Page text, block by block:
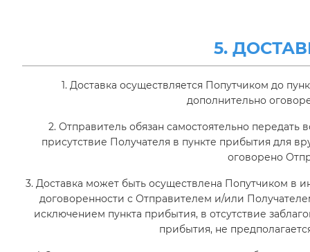
5.
1. Доставка осуществляется Попутчиком до
дополнительно
2. Отправитель обязан самостоятельно
присутствие Получателя в пункте прибытия для
оговорено
3. Доставка может быть осуществлена Попутчиком в
договоренности с Отправителем и/или
исключением пункта прибытия, в отсутствие
прибытия, не